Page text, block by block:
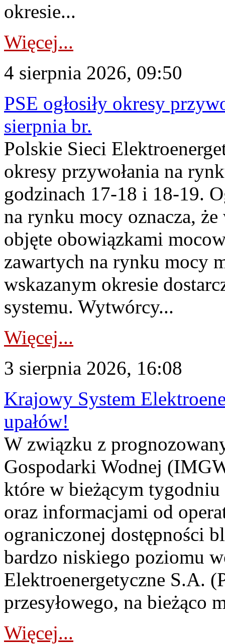
okresie...
Więcej...
4 sierpnia 2026, 09:50
PSE ogłosiły okresy
sierpnia br.
Polskie Sieci
okresy przywołania na
godzinach 17-18 i 18-19.
na rynku mocy oznacza,
objęte obowiązkami
zawartych na rynku mocy
wskazanym okresie
systemu. Wytwórcy...
Więcej...
3 sierpnia 2026, 16:08
Krajowy System
upałów!
W związku z
Gospodarki Wodnej
które w bieżącym tygodniu
oraz informacjami od
ograniczonej dostępności
bardzo niskiego poziomu
Elektroenergetyczne S.A.
przesyłowego, na bieżąco
Więcej...